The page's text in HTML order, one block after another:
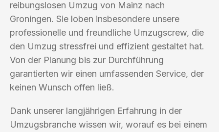
reibungslosen Umzug von Mainz nach
Groningen. Sie loben insbesondere unsere
professionelle und freundliche Umzugscrew, die
den Umzug stressfrei und effizient gestaltet hat.
Von der Planung bis zur Durchführung
garantierten wir einen umfassenden Service, der
keinen Wunsch offen ließ.
Dank unserer langjährigen Erfahrung in der
Umzugsbranche wissen wir, worauf es bei einem